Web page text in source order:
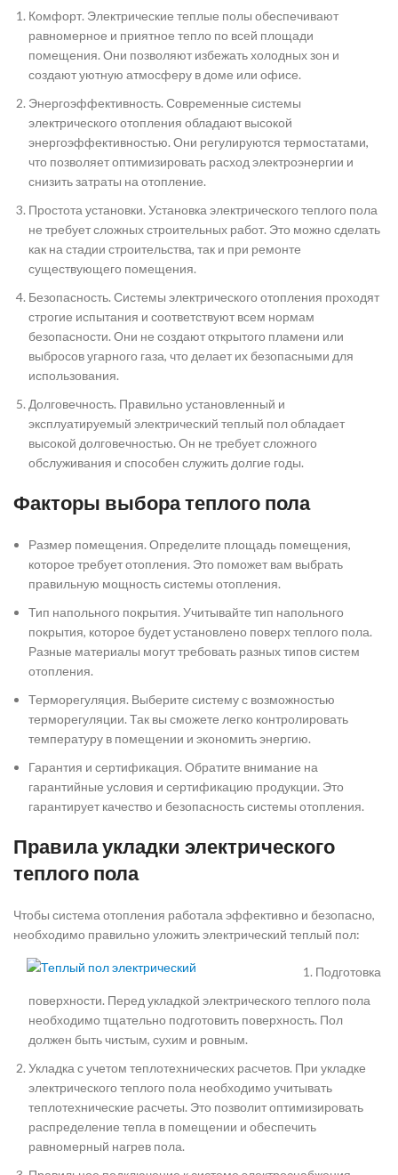
Комфорт. Электрические теплые полы обеспечивают
равномерное и приятное тепло по всей площади
помещения. Они позволяют избежать холодных зон и
создают уютную атмосферу в доме или офисе.
Энергоэффективность. Современные системы
электрического отопления обладают высокой
энергоэффективностью. Они регулируются термостатами,
что позволяет оптимизировать расход электроэнергии и
снизить затраты на отопление.
Простота установки. Установка электрического теплого пола
не требует сложных строительных работ. Это можно сделать
как на стадии строительства, так и при ремонте
существующего помещения.
Безопасность. Системы электрического отопления проходят
строгие испытания и соответствуют всем нормам
безопасности. Они не создают открытого пламени или
выбросов угарного газа, что делает их безопасными для
использования.
Долговечность. Правильно установленный и
эксплуатируемый электрический теплый пол обладает
высокой долговечностью. Он не требует сложного
обслуживания и способен служить долгие годы.
Факторы выбора теплого пола
Размер помещения. Определите площадь помещения,
которое требует отопления. Это поможет вам выбрать
правильную мощность системы отопления.
Тип напольного покрытия. Учитывайте тип напольного
покрытия, которое будет установлено поверх теплого пола.
Разные материалы могут требовать разных типов систем
отопления.
Терморегуляция. Выберите систему с возможностью
терморегуляции. Так вы сможете легко контролировать
температуру в помещении и экономить энергию.
Гарантия и сертификация. Обратите внимание на
гарантийные условия и сертификацию продукции. Это
гарантирует качество и безопасность системы отопления.
Правила укладки электрического
теплого пола
Чтобы система отопления работала эффективно и безопасно,
необходимо правильно уложить электрический теплый пол:
Подготовка
поверхности. Перед укладкой электрического теплого пола
необходимо тщательно подготовить поверхность. Пол
должен быть чистым, сухим и ровным.
Укладка с учетом теплотехнических расчетов. При укладке
электрического теплого пола необходимо учитывать
теплотехнические расчеты. Это позволит оптимизировать
распределение тепла в помещении и обеспечить
равномерный нагрев пола.